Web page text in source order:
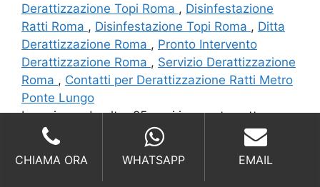
Derattizzazione Topi Roma , Disinfestazione
Ratti Roma , Disinfestazione Topi Roma , Ditta
Derattizzazione Roma , Pronto Intervento
Derattizzazione Roma , Servizio Derattizzazione
Roma , Contatti per Derattizzazione Ratti Metro
Ponte Lungo
Lavoriamo da oltre 25 anni in questo settore,
abbiamo messo in sicurezza dai Ratti
moltissime aree e luoghi, gestiamo centinaia di
contratti annuali con moltissime aziende di vari
CHIAMA ORA WHATSAPP EMAIL